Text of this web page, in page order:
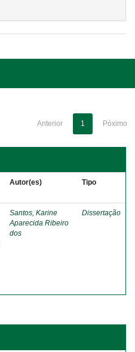
Anterior 1 Póximo
Autor(es) Tipo
Santos, Karine
Aparecida Ribeiro
dos
Dissertação